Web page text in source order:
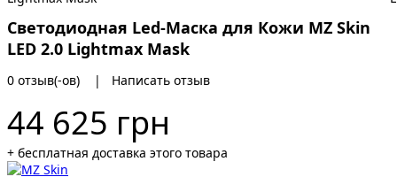
Светодиодная Led-Маска для Кожи MZ Skin
LED 2.0 Lightmax Mask
0 отзыв(-ов) | Написать отзыв
44 625 грн
+ бесплатная доставка этого товара